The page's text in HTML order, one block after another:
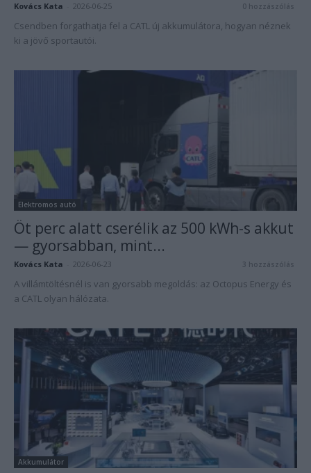
Kovács Kata 2026-06-25 0 hozzászólás
Csendben forgathatja fel a CATL új akkumulátora, hogyan néznek
ki a jövő sportautói.
Elektromos autó
Öt perc alatt cserélik az 500 kWh-s akkut
— gyorsabban, mint...
Kovács Kata 2026-06-23 3 hozzászólás
A villámtöltésnél is van gyorsabb megoldás: az Octopus Energy és
a CATL olyan hálózata.
Akkumulátor